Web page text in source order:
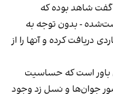
گفت شاهد بوده که
- بدون توجه به
دریافت کرده و آنها را از
باور است که حساسیت
جوان‌ها و نسل زد وجود